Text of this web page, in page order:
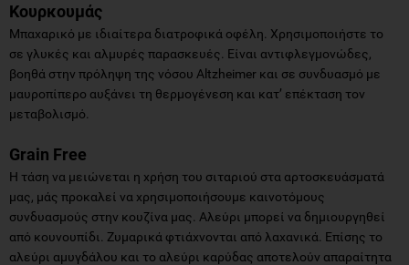
Κουρκουμάς
Μπαχαρικό με ιδιαίτερα διατροφικά οφέλη. Χρησιμοποιήστε το
σε γλυκές και αλμυρές παρασκευές. Είναι αντιφλεγμονώδες,
βοηθά στην πρόληψη της νόσου Altzheimer και σε συνδυασμό με
μαυροπίπερο αυξάνει τη θερμογένεση και κατ’ επέκταση τον
μεταβολισμό.
Grain Free
Η τάση να μειώνεται η χρήση του σιταριού στα αρτοσκευάσματά
μας, μάς προκαλεί να χρησιμοποιήσουμε καινοτόμους
συνδυασμούς στην κουζίνα μας. Αλεύρι μπορεί να δημιουργηθεί
από κουνουπίδι. Ζυμαρικά φτιάχνονται από λαχανικά. Επίσης το
αλεύρι αμυγδάλου και το αλεύρι καρύδας αποτελούν απαραίτητα